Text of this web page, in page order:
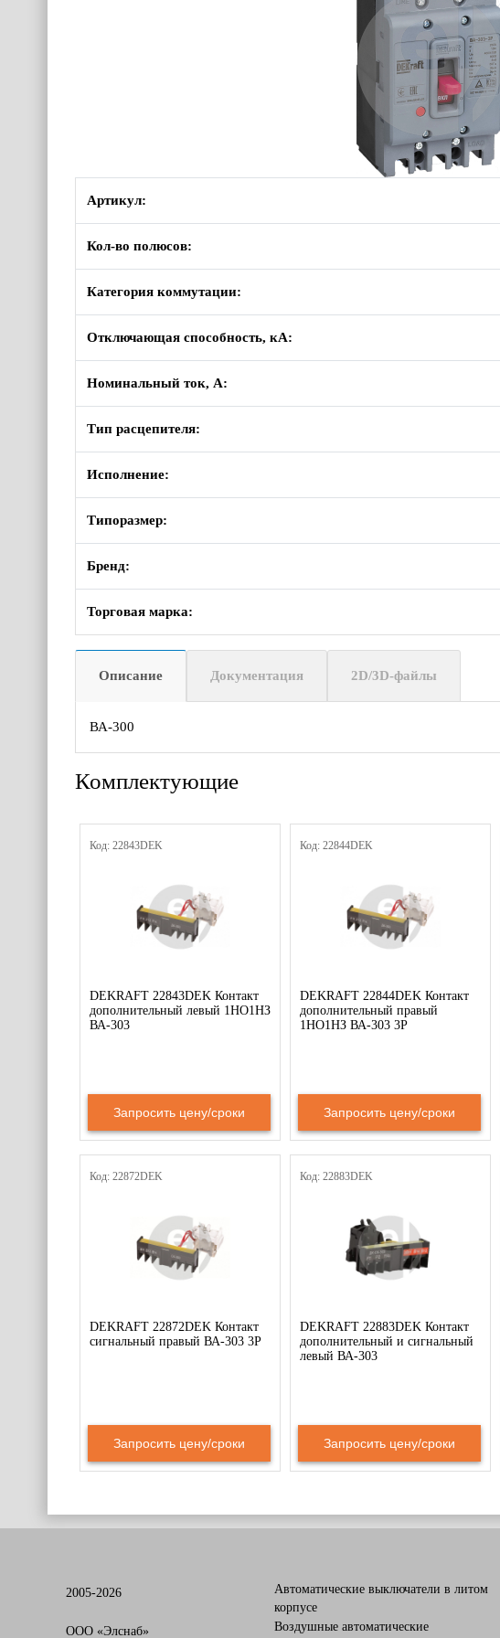
Артикул:
Кол-во полюсов:
Категория коммутации:
Отключающая способность, кА:
Номинальный ток, А:
Тип расцепителя:
Исполнение:
Типоразмер:
Бренд:
Торговая марка:
Описание Документация 2D/3D-файлы
ВА-300
Комплектующие
Код: 22843DEK
DEKRAFT 22843DEK Контакт
дополнительный левый 1НО1НЗ
ВА-303
Запросить цену/сроки
Код: 22844DEK
DEKRAFT 22844DEK Контакт
дополнительный правый
1НО1НЗ ВА-303 3P
Запросить цену/сроки
Код: 22872DEK
DEKRAFT 22872DEK Контакт
сигнальный правый ВА-303 3P
Запросить цену/сроки
Код: 22883DEK
DEKRAFT 22883DEK Контакт
дополнительный и сигнальный
левый ВА-303
Запросить цену/сроки
2005-2026
OOO «Элснаб»
Автоматические выключатели в литом
корпусе
Воздушные автоматические